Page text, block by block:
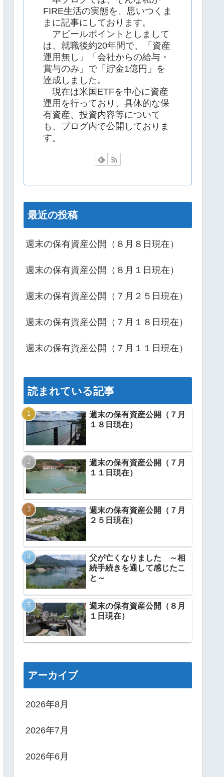
FIRE生活の実態を、思いつくま
まに記事にしております。
アピールポイントとしまして
は、就職後約20年間で、「資産
運用無し」「会社からの給与・
賞与のみ」で「貯金1億円」を
達成しました。
現在は米国ETFを中心に資産
運用を行っており、具体的な保
有資産、投資内容等について
も、ブログ内で公開しておりま
す。
最近の投稿
週末の保有資産公開（８月８日現在）
週末の保有資産公開（８月１日現在）
週末の保有資産公開（７月２５日現在）
週末の保有資産公開（７月１８日現在）
週末の保有資産公開（７月１１日現在）
読まれている記事
週末の保有資産公開（７月
１８日現在）
週末の保有資産公開（７月
１１日現在）
週末の保有資産公開（７月
２５日現在）
父が亡くなりました ～相
続手続きを通して感じたこ
と～
週末の保有資産公開（８月
１日現在）
アーカイブ
2026年8月
2026年7月
2026年6月